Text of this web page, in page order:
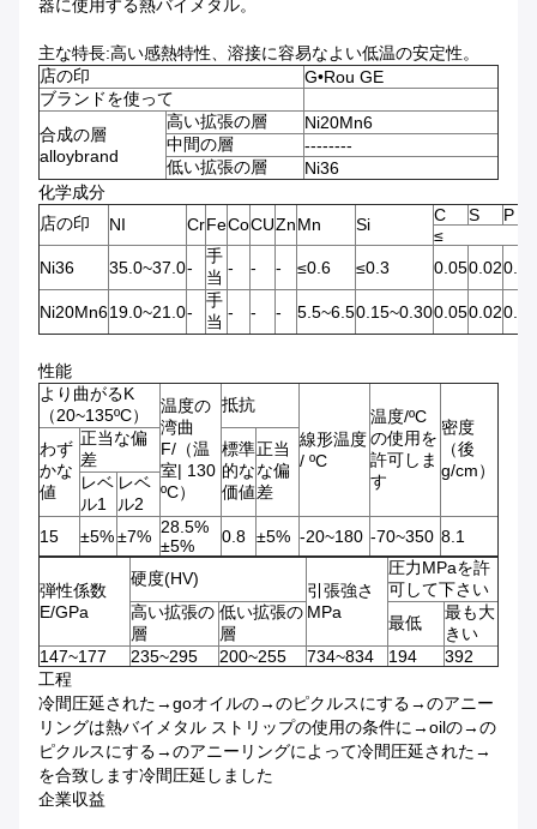
器に使用する熱バイメタル。
主な特長:高い感熱特性、溶接に容易なよい低温の安定性。
店の印
G•Rou GE
ブランドを使って
合成の層
alloybrand
高い拡張の層
Ni20Mn6
中間の層
--------
低い拡張の層
Ni36
化学成分
店の印
NI CrFeCoCUZnMn Si C S
P
≤
Ni36
35.0~37.0-
手
当 - - - ≤0.6 ≤0.3 0.050.020.02
Ni20Mn619.0~21.0-
手
当 - - - 5.5~6.50.15~0.300.050.020.02
性能
より曲がるK
（20~135ºC）
温度の
湾曲
F/（温
室| 130
ºC）
抵抗
線形温度
/ ºC
温度/ºC
の使用を
許可しま
す
密度
（後
g/cm）
わず
かな
値
正当な偏
差
標準
的な
価値
正当
な偏
差
レベ
ル1
レベ
ル2
15
±5%±7% 28.5%
±5%
0.8 ±5% -20~180 -70~350 8.1
弾性係数
E/GPa
硬度(HV)
引張強さ
MPa
圧力MPaを許
可して下さい
高い拡張の
層
低い拡張の
層
最低
最も大
きい
147~177
235~295 200~255 734~834 194
392
工程
冷間圧延された→goオイルの→のピクルスにする→のアニー
リングは熱バイメタル ストリップの使用の条件に→oilの→の
ピクルスにする→のアニーリングによって冷間圧延された→
を合致します冷間圧延しました
企業収益